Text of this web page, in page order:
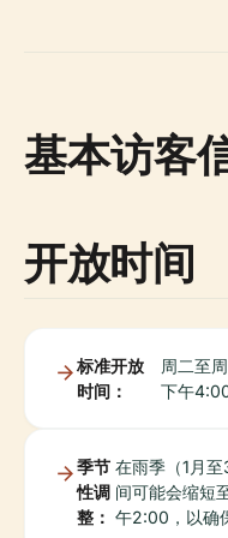
基本访客
开放时间
标准开放
时间：
周二至
下午
季节
性调
整：
在雨季（1月
间可能会缩短
午2:00，以确